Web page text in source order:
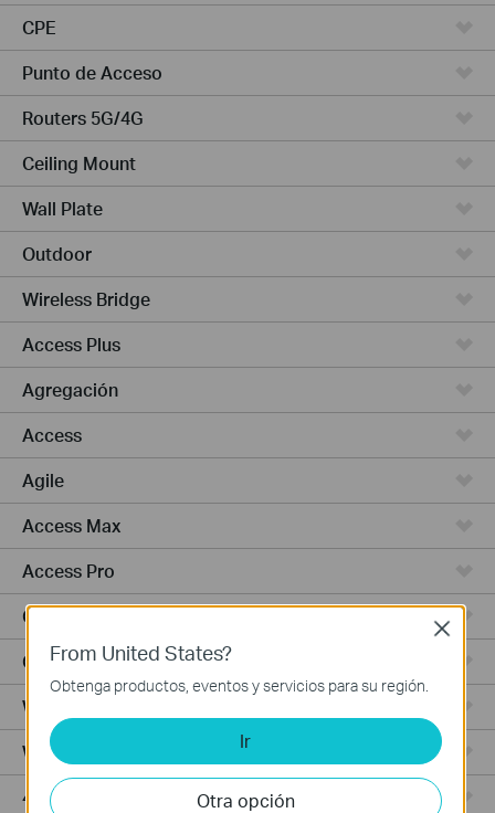
CPE
Punto de Acceso
Routers 5G/4G
Ceiling Mount
Wall Plate
Outdoor
Wireless Bridge
Access Plus
Agregación
Access
Agile
Access Max
Access Pro
Campus
GPON
Wired Gateways
WiFi Gateways
4G/5G WiFi Gateways
From United States?
Obtenga productos, eventos y servicios para su región.
Ir
Otra opción
Close